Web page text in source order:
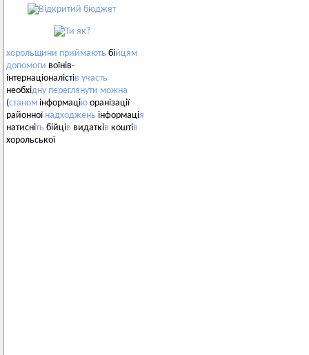
хорольщини приймають бійцям
допомоги воїнів-
інтернаціоналістів участь
необхідну переглянути можна
(станом інформацію оранізації
районної надходжень інформація
натисніть бійців видатків коштів
хорольської